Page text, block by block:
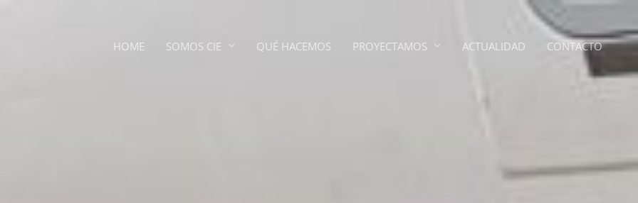
HOME SOMOS CIE QUÉ HACEMOS PROYECTAMOS ACTUALIDAD CONTACTO